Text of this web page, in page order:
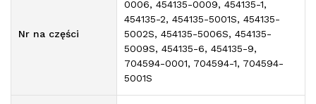
Nr na części
0006, 454135-0009, 454135-1,
454135-2, 454135-5001S, 454135-
5002S, 454135-5006S, 454135-
5009S, 454135-6, 454135-9,
704594-0001, 704594-1, 704594-
5001S